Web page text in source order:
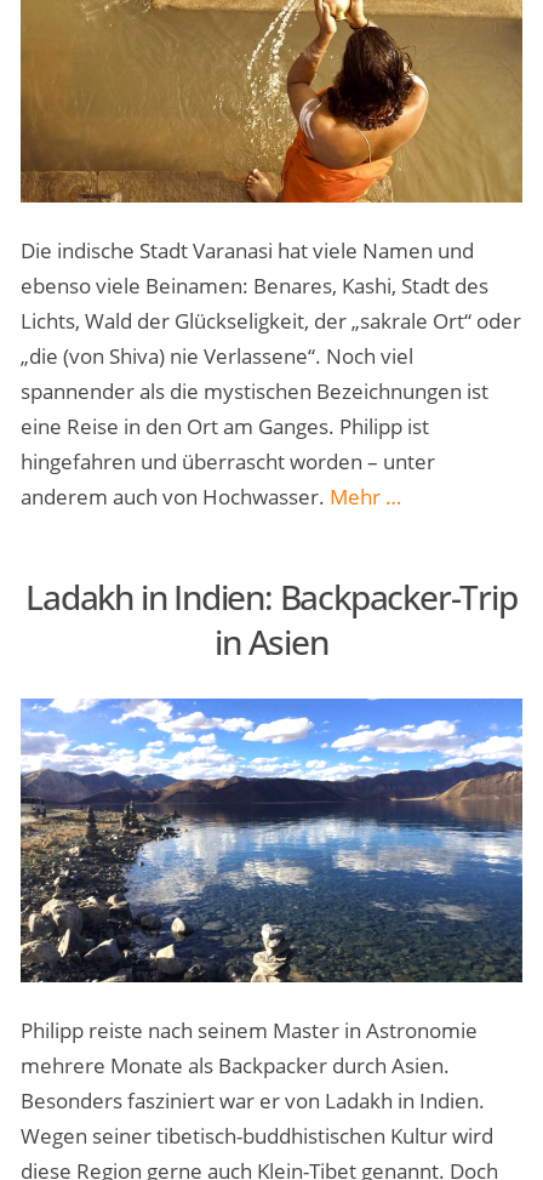
Die indische Stadt Varanasi hat viele Namen und
ebenso viele Beinamen: Benares, Kashi, Stadt des
Lichts, Wald der Glückseligkeit, der „sakrale Ort“ oder
„die (von Shiva) nie Verlassene“. Noch viel
spannender als die mystischen Bezeichnungen ist
eine Reise in den Ort am Ganges. Philipp ist
hingefahren und überrascht worden – unter
anderem auch von Hochwasser. Mehr „Varanasi:
die
Lichts
in
Indien“
…
Ladakh in Indien: Backpacker-Trip
in Asien
Philipp reiste nach seinem Master in Astronomie
mehrere Monate als Backpacker durch Asien.
Besonders fasziniert war er von Ladakh in Indien.
Wegen seiner tibetisch-buddhistischen Kultur wird
diese Region gerne auch Klein-Tibet genannt. Doch